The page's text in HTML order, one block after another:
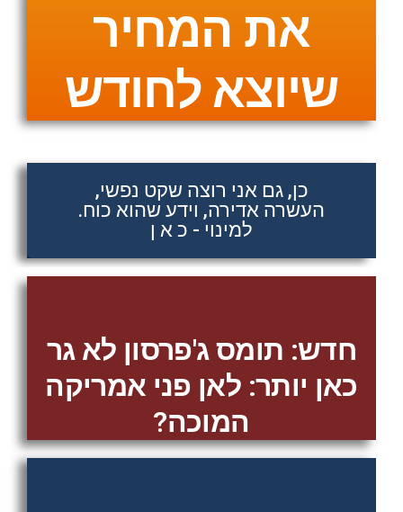
את המחיר
שיוצא לחודש
כן, גם אני רוצה שקט נפשי,
העשרה אדירה, וידע שהוא כוח.
למינוי - כ א ן
חדש: תומס ג'פרסון לא גר
כאן יותר: לאן פני אמריקה
המוכה?